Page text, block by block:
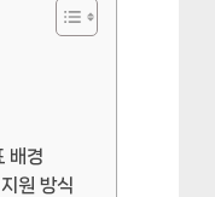
배경
원 방식